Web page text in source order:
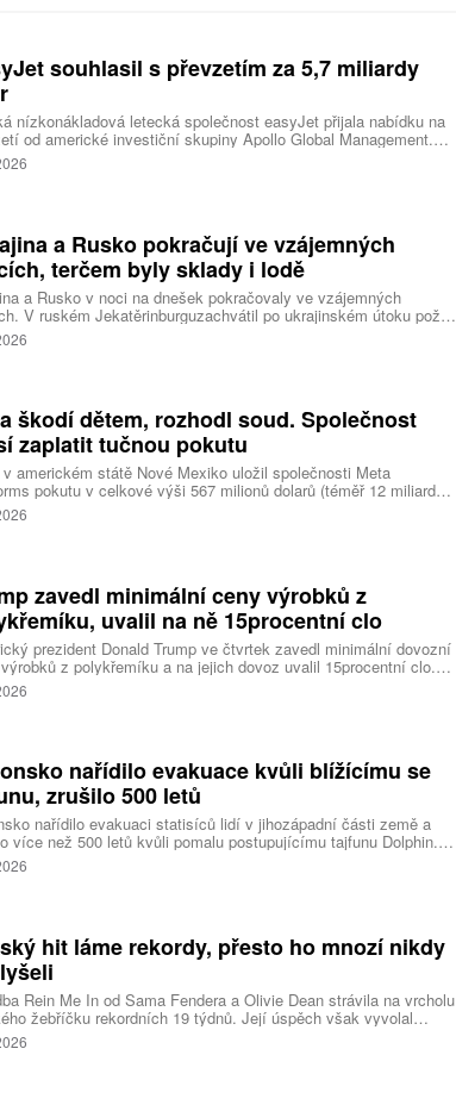
souhlasil s převzetím za 5,7 miliardy
nízkonákladová letecká společnost easyJet přijala nabídku na
od americké investiční skupiny Apollo Global Management.
oceňuje aerolinku na 5,7 miliardy liber, tedy přibližně 162
korun.
a Rusko pokračují ve vzájemných
terčem byly sklady i lodě
a Rusko v noci na dnešek pokračovaly ve vzájemných
V ruském Jekatěrinburguzachvátil po ukrajinském útoku požár
centrum ruského internetového prodejce Wildberries.
o tom informovala bez podrobností na síti Telegram.
škodí dětem, rozhodl soud. Společnost
zaplatit tučnou pokutu
americkém státě Nové Mexiko uložil společnosti Meta
pokutu v celkové výši 567 milionů dolarů (téměř 12 miliard
za újmu, kterou její platformy Facebook a Instagram působí
lidem. Firma musí změnit způsob ověřování věku.
zavedl minimální ceny výrobků z
uvalil na ně 15procentní clo
prezident Donald Trump ve čtvrtek zavedl minimální dovozní
z polykřemíku a na jejich dovoz uvalil 15procentní clo.
se používá při výrobě polovodičů a je hlavní složkou
panelů, jeho největším světovým producentem je Čína.
Reuters.nařídilo evakuace kvůli blížícímu se
zrušilo 500 letů
nařídilo evakuaci statisíců lidí v jihozápadní části země a
více než 500 letů kvůli pomalu postupujícímu tajfunu Dolphin.
meteorologů přinese tajfun do oblasti silný vítr, prudký déšť a
vlny, píše agentura Reuters. Dolphin je tajfunem první, tedy
meteorologická agentura (JMA).
hit láme rekordy, přesto ho mnozí nikdy
Rein Me In od Sama Fendera a Olivie Dean strávila na vrcholu
žebříčku rekordních 19 týdnů. Její úspěch však vyvolal
reakci. Řada lidí tvrdí, že píseň nikdy neslyšela. Hudební
totiž rozdělil do menších skupin, které poslouchají úplně jiné